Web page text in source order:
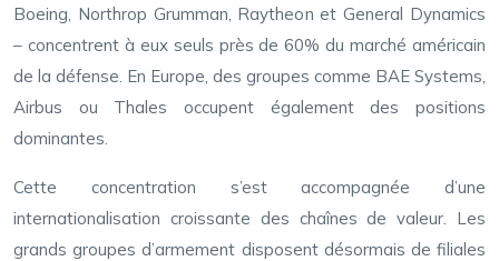
Boeing, Northrop Grumman, Raytheon et General Dynamics
– concentrent à eux seuls près de 60% du marché américain
de la défense. En Europe, des groupes comme BAE Systems,
Airbus ou Thales occupent également des positions
dominantes.
Cette concentration s’est accompagnée d’une
internationalisation croissante des chaînes de valeur. Les
grands groupes d’armement disposent désormais de filiales